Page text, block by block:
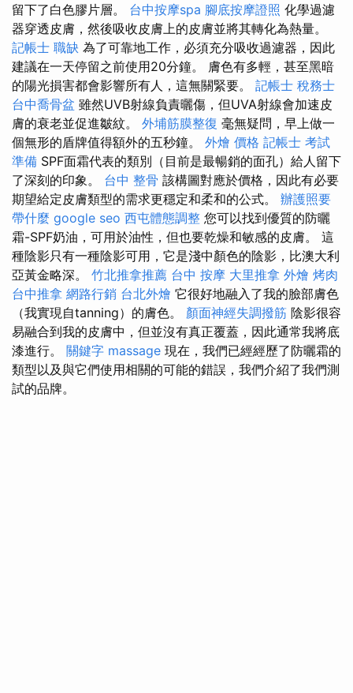
留下了白色膠片層。 台中按摩spa 腳底按摩證照 化學過濾
器穿透皮膚，然後吸收皮膚上的皮膚並將其轉化為熱量。
記帳士 職缺 為了可靠地工作，必須充分吸收過濾器，因此
建議在一天停留之前使用20分鐘。 膚色有多輕，甚至黑暗
的陽光損害都會影響所有人，這無關緊要。 記帳士 稅務士
台中喬骨盆 雖然UVB射線負責曬傷，但UVA射線會加速皮
膚的衰老並促進皺紋。 外埔筋膜整復 毫無疑問，早上做一
個無形的盾牌值得額外的五秒鐘。 外燴 價格 記帳士 考試
準備 SPF面霜代表的類別（目前是最暢銷的面孔）給人留下
了深刻的印象。 台中 整骨 該構圖對應於價格，因此有必要
期望給定皮膚類型的需求更穩定和柔和的公式。 辦護照要
帶什麼 google seo 西屯體態調整 您可以找到優質的防曬
霜-SPF奶油，可用於油性，但也要乾燥和敏感的皮膚。 這
種陰影只有一種陰影可用，它是淺中顏色的陰影，比澳大利
亞黃金略深。 竹北推拿推薦 台中 按摩 大里推拿 外燴 烤肉
台中推拿 網路行銷 台北外燴 它很好地融入了我的臉部膚色
（我實現自tanning）的膚色。 顏面神經失調撥筋 陰影很容
易融合到我的皮膚中，但並沒有真正覆蓋，因此通常我將底
漆進行。 關鍵字 massage 現在，我們已經經歷了防曬霜的
類型以及與它們使用相關的可能的錯誤，我們介紹了我們測
試的品牌。